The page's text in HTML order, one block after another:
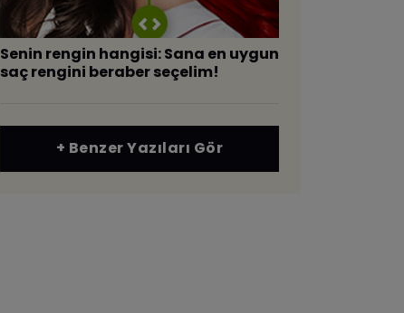
​Senin rengin hangisi: Sana en uygun
saç rengini beraber seçelim!
+ Benzer Yazıları Gör